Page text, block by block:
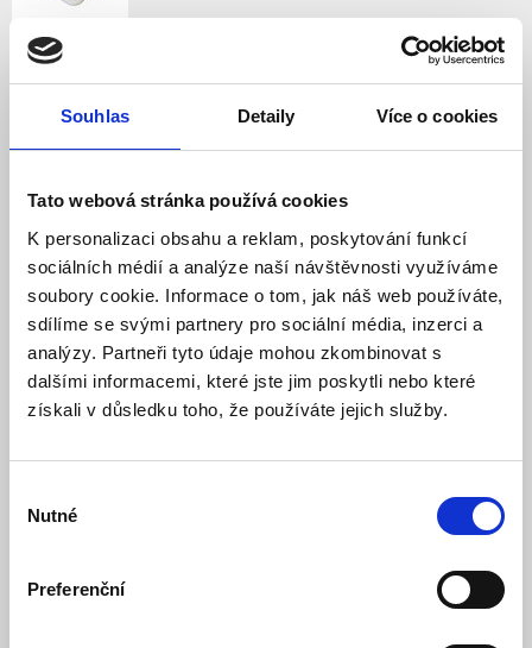
Souhlas Detaily Více o cookies
Tato webová stránka používá cookies
K personalizaci obsahu a reklam, poskytování funkcí
sociálních médií a analýze naší návštěvnosti využíváme
soubory cookie. Informace o tom, jak náš web používáte,
sdílíme se svými partnery pro sociální média, inzerci a
analýzy. Partneři tyto údaje mohou zkombinovat s
dalšími informacemi, které jste jim poskytli nebo které
získali v důsledku toho, že používáte jejich služby.
souhlasu
Nutné
Preferenční
Kabelová střešní
průchodka, bílá - DOUBLE
Model: A500000995 | Výrobce:MHPower Solar
Vaše cena bez DPH: 80,50 Kč
Vaše cena včetně DPH:
97 Kč
Dostupnost:
Skladem
Množství